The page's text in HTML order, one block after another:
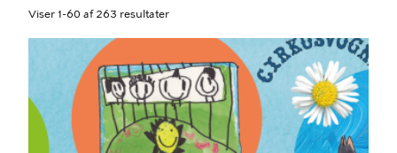
Viser 1-60 af 263 resultater